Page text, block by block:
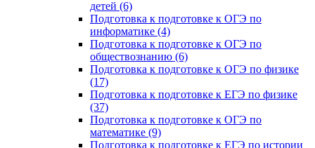
детей (6)
Подготовка к подготовке к ОГЭ по
информатике (4)
Подготовка к подготовке к ОГЭ по
обществознанию (6)
Подготовка к подготовке к ОГЭ по физике
(17)
Подготовка к подготовке к ЕГЭ по физике
(37)
Подготовка к подготовке к ОГЭ по
математике (9)
Подготовка к подготовке к ЕГЭ по истории